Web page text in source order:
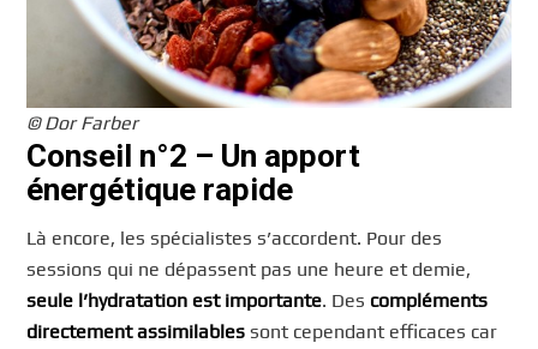
© Dor Farber
Conseil n°2 – Un apport
énergétique rapide
Là encore, les spécialistes s’accordent. Pour des
sessions qui ne dépassent pas une heure et demie,
seule l’hydratation est importante. Des compléments
directement assimilables sont cependant efficaces car